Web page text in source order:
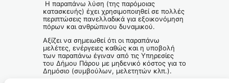
Η παραπάνω λύση (της παρόμοιας
κατασκευής) έχει χρησιμοποιηθεί σε πολλές
περιπτώσεις πανελλαδικά για εξοικονόμηση
πόρων και ανθρώπινου δυναμικού.
Αξίζει να σημειωθεί ότι οι παραπάνω
μελέτες, ενέργειες καθώς και η υποβολή
των παραπάνω έγιναν από τις Υπηρεσίες
του Δήμου Πάρου με μηδενικό κόστος για το
Δημόσιο (συμβούλων, μελετητών κλπ.).